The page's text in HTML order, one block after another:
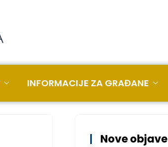
INFORMACIJE ZA GRAĐANE
Nove objave